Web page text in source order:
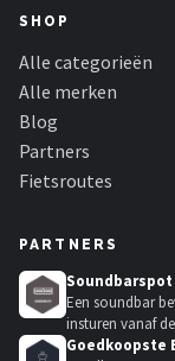
SHOP
Alle categorieën
Alle merken
Blog
Partners
Fietsroutes
PARTNERS
Soundbarspot
Een soundbar
insturen vanaf
Goedkoopste